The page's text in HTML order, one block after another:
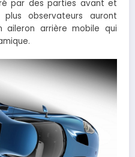
par des parties avant et
observateurs auront
aileron arrière mobile qui